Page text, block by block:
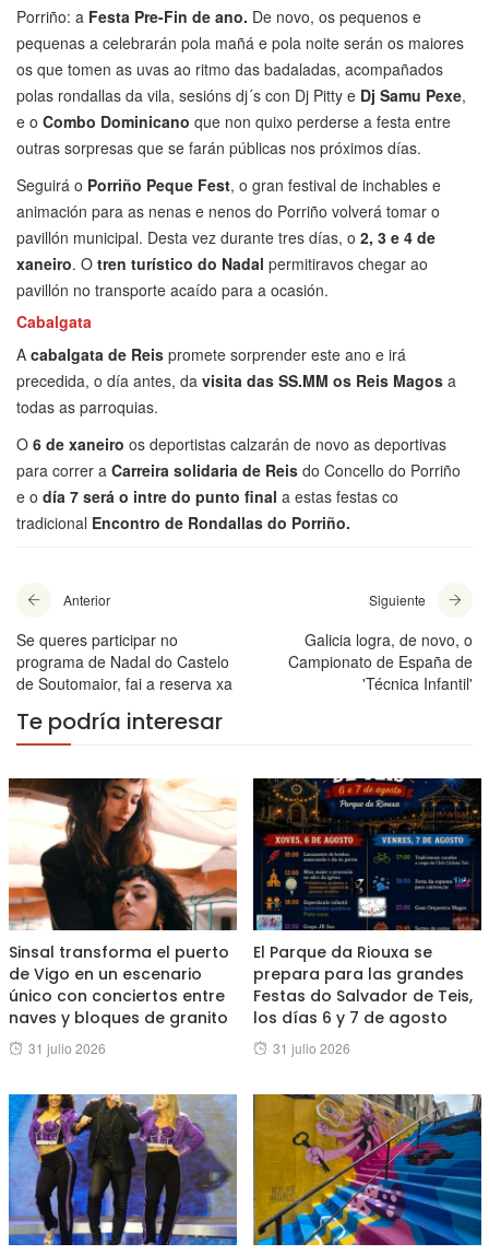
Porriño: a Festa Pre-Fin de ano. De novo, os pequenos e
pequenas a celebrarán pola mañá e pola noite serán os maiores
os que tomen as uvas ao ritmo das badaladas, acompañados
polas rondallas da vila, sesións dj´s con Dj Pitty e Dj Samu Pexe,
e o Combo Dominicano que non quixo perderse a festa entre
outras sorpresas que se farán públicas nos próximos días.
Seguirá o Porriño Peque Fest, o gran festival de inchables e
animación para as nenas e nenos do Porriño volverá tomar o
pavillón municipal. Desta vez durante tres días, o 2, 3 e 4 de
xaneiro. O tren turístico do Nadal permitiravos chegar ao
pavillón no transporte acaído para a ocasión.
Cabalgata
A cabalgata de Reis promete sorprender este ano e irá
precedida, o día antes, da visita das SS.MM os Reis Magos a
todas as parroquias.
O 6 de xaneiro os deportistas calzarán de novo as deportivas
para correr a Carreira solidaria de Reis do Concello do Porriño
e o día 7 será o intre do punto final a estas festas co
tradicional Encontro de Rondallas do Porriño.
Anterior
Se queres participar no
programa de Nadal do Castelo
de Soutomaior, fai a reserva xa
Siguiente
Galicia logra, de novo, o
Campionato de España de
'Técnica Infantil'
Te podría interesar
Sinsal transforma el puerto
de Vigo en un escenario
único con conciertos entre
naves y bloques de granito
Posted
31 julio 2026
El Parque da Riouxa se
prepara para las grandes
Festas do Salvador de Teis,
los días 6 y 7 de agosto
Posted
31 julio 2026